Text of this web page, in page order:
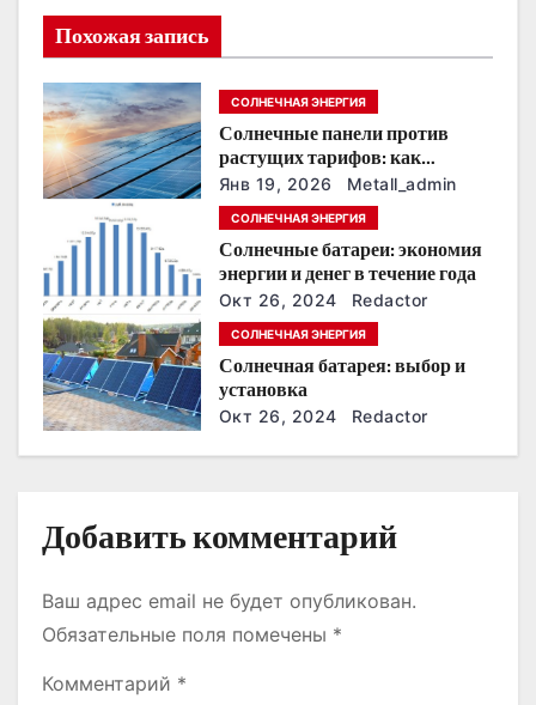
и
я
п
о
а
п
и
с
я
Похожая запись
СОЛНЕЧНАЯ ЭНЕРГИЯ
Солнечные панели против
растущих тарифов: как
сохранить
энергонезависимость в
ближайшие годы
Янв 19, 2026 Metall_admin
СОЛНЕЧНАЯ ЭНЕРГИЯ
Солнечные батареи: экономия
энергии и денег в течение года
Окт 26, 2024 Redactor
СОЛНЕЧНАЯ ЭНЕРГИЯ
Солнечная батарея: выбор и
установка
Окт 26, 2024 Redactor
Добавить комментарий
Ваш адрес email не будет опубликован.
Обязательные поля помечены *
Комментарий *